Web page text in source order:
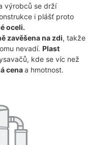
výrobců se drží
i plášť proto
oceli.
zavěšena na zdi, takže
nevadí.Plast
kde se víc než
cenaa hmotnost.